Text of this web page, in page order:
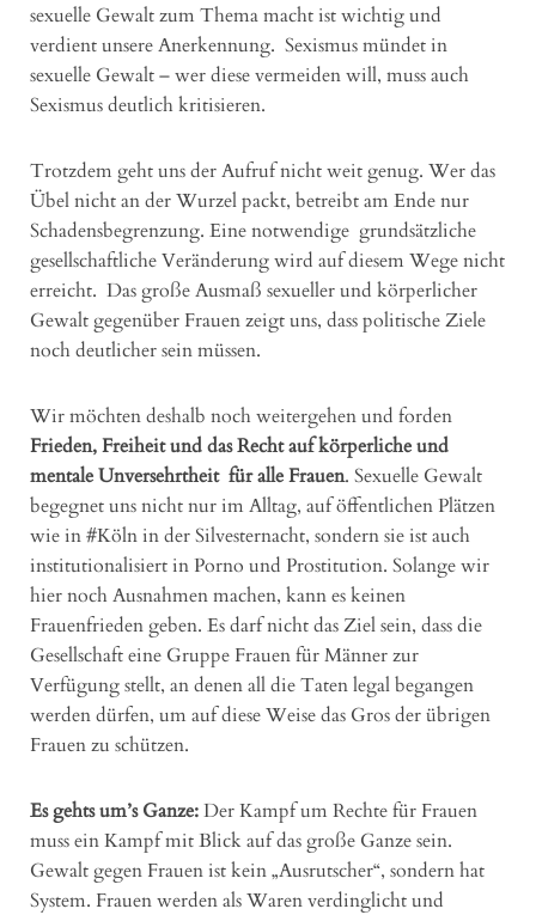
sexuelle Gewalt zum Thema macht ist wichtig und
verdient unsere Anerkennung. Sexismus mündet in
sexuelle Gewalt – wer diese vermeiden will, muss auch
Sexismus deutlich kritisieren.
Trotzdem geht uns der Aufruf nicht weit genug. Wer das
Übel nicht an der Wurzel packt, betreibt am Ende nur
Schadensbegrenzung. Eine notwendige grundsätzliche
gesellschaftliche Veränderung wird auf diesem Wege nicht
erreicht. Das große Ausmaß sexueller und körperlicher
Gewalt gegenüber Frauen zeigt uns, dass politische Ziele
noch deutlicher sein müssen.
Wir möchten deshalb noch weitergehen und forden
Frieden, Freiheit und das Recht auf körperliche und
mentale Unversehrtheit für alle Frauen. Sexuelle Gewalt
begegnet uns nicht nur im Alltag, auf öffentlichen Plätzen
wie in #Köln in der Silvesternacht, sondern sie ist auch
institutionalisiert in Porno und Prostitution. Solange wir
hier noch Ausnahmen machen, kann es keinen
Frauenfrieden geben. Es darf nicht das Ziel sein, dass die
Gesellschaft eine Gruppe Frauen für Männer zur
Verfügung stellt, an denen all die Taten legal begangen
werden dürfen, um auf diese Weise das Gros der übrigen
Frauen zu schützen.
Es gehts um’s Ganze:Der Kampf um Rechte für Frauen
muss ein Kampf mit Blick auf das große Ganze sein.
Gewalt gegen Frauen ist kein „Ausrutscher“, sondern hat
System. Frauen werden als Waren verdinglicht und